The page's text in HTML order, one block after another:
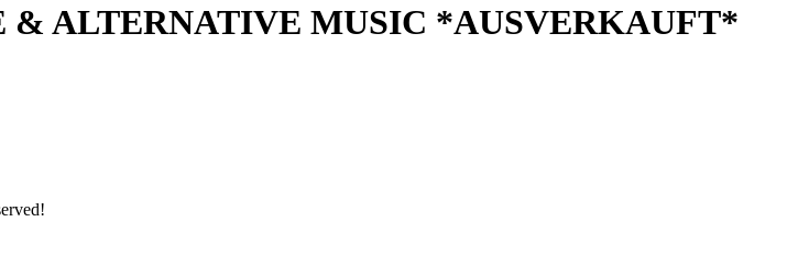
& ALTERNATIVE MUSIC *AUSVERKAUFT*